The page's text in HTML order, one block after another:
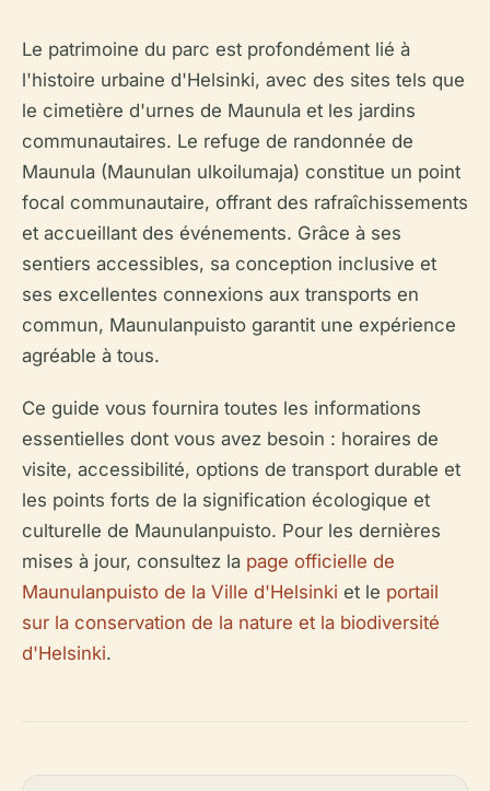
Le patrimoine du parc est profondément lié à
l'histoire urbaine d'Helsinki, avec des sites tels que
le cimetière d'urnes de Maunula et les jardins
communautaires. Le refuge de randonnée de
Maunula (Maunulan ulkoilumaja) constitue un point
focal communautaire, offrant des rafraîchissements
et accueillant des événements. Grâce à ses
sentiers accessibles, sa conception inclusive et
ses excellentes connexions aux transports en
commun, Maunulanpuisto garantit une expérience
agréable à tous.
Ce guide vous fournira toutes les informations
essentielles dont vous avez besoin : horaires de
visite, accessibilité, options de transport durable et
les points forts de la signification écologique et
culturelle de Maunulanpuisto. Pour les dernières
mises à jour, consultez la page officielle de
Maunulanpuisto de la Ville d'Helsinki et le portail
sur la conservation de la nature et la biodiversité
d'Helsinki.